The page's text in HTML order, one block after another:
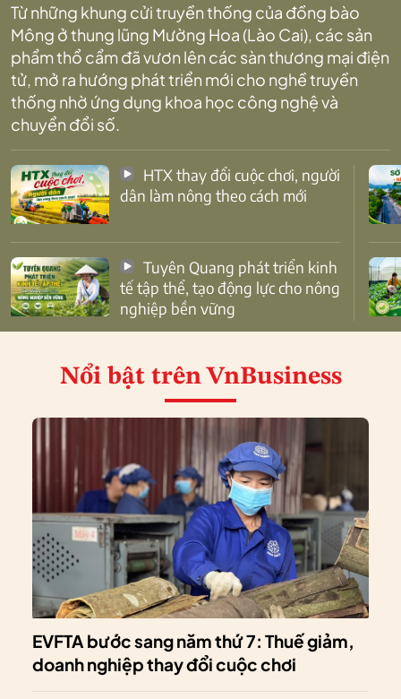
Từ những khung cửi truyền thống của đồng bào
Mông ở thung lũng Mường Hoa (Lào Cai), các sản
phẩm thổ cẩm đã vươn lên các sàn thương mại điện
tử, mở ra hướng phát triển mới cho nghề truyền
thống nhờ ứng dụng khoa học công nghệ và
chuyển đổi số.
dân làm nông theo cách mới
tế tập thể, tạo động lực cho nông
nghiệp bền vững
Nổi bật trên VnBusiness
EVFTA bước sang năm thứ 7: Thuế giảm,
doanh nghiệp thay đổi cuộc chơi